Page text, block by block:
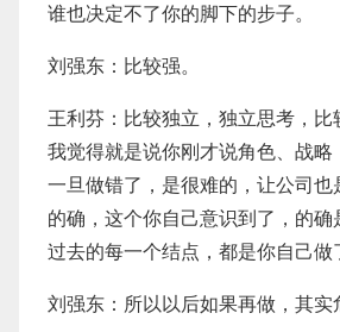
谁也决定不了你的脚下的步子。
刘强东：比较强。
王利芬：比较独立，独立思考，比
我觉得就是说你刚才说角色、战略
一旦做错了，是很难的，让公司也
的确，这个你自己意识到了，的
过去的每一个结点，都是你自己做
刘强东：所以以后如果再做，其实